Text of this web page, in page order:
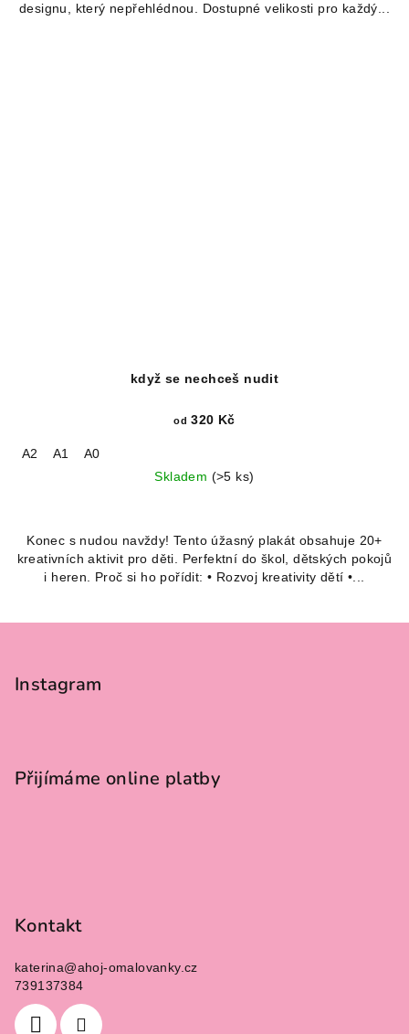
designu, který nepřehlédnou. Dostupné velikosti pro každý...
když se nechceš nudit
od 320 Kč
A2 A1
A0
Skladem (>5 ks)
Konec s nudou navždy! Tento úžasný plakát obsahuje 20+
kreativních aktivit pro děti. Perfektní do škol, dětských pokojů
i heren. Proč si ho pořídit: • Rozvoj kreativity dětí •...
Instagram
Přijímáme online platby
Kontakt
katerina@ahoj-omalovanky.cz
739137384